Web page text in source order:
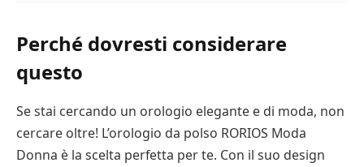
Perché dovresti considerare
questo
Se stai cercando un orologio elegante e di moda, non
cercare oltre! L’orologio da polso RORIOS Moda
Donna è la scelta perfetta per te. Con il suo design